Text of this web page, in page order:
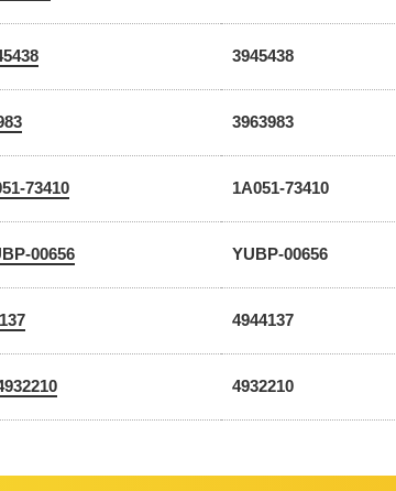
3945438
3963983
73410 1A051-73410
00656 YUBP-00656
4944137
4932210